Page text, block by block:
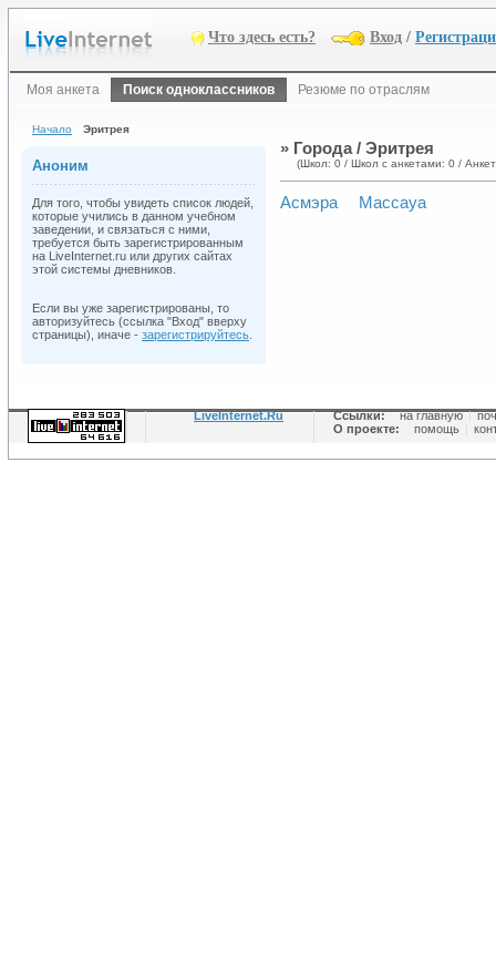
Что здесь есть? Вход /
Моя анкета Поиск одноклассников Резюме по отраслям
Начало Эритрея
Аноним
Для того, чтобы увидеть список людей,
которые учились в данном учебном
заведении, и связаться с ними,
требуется быть зарегистрированным
на LiveInternet.ru или других сайтах
этой системы дневников.
Если вы уже зарегистрированы, то
авторизуйтесь (ссылка "Вход" вверху
страницы), иначе - зарегистрируйтесь
» Города / Эритрея
(Школ: 0 / Школ с анкетами: 0 /
Асмэра Массауа
LiveInternet.Ru Ссылки: на главную |
О проекте:
помощь